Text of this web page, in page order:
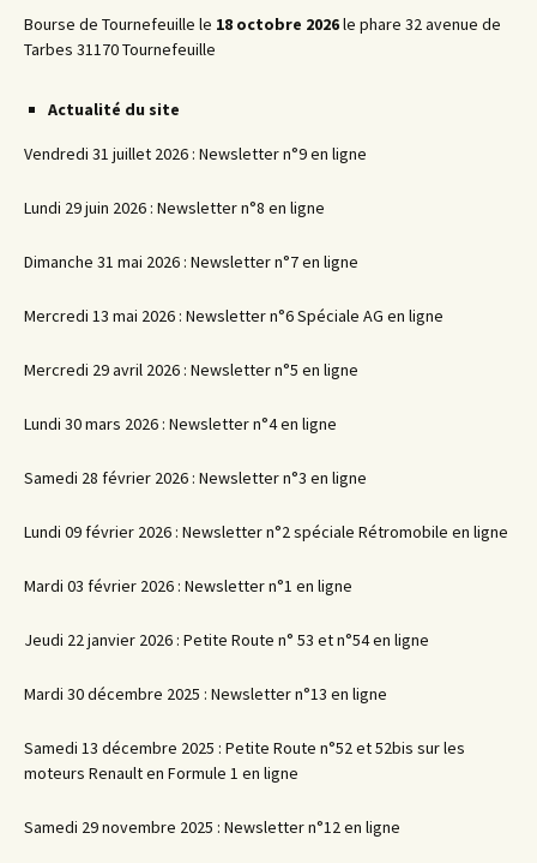
Bourse de Tournefeuille le 18 octobre 2026le phare 32 avenue de
Tarbes 31170 Tournefeuille
Actualité du site
Vendredi 31 juillet 2026 : Newsletter n°9 en ligne
Lundi 29 juin 2026 : Newsletter n°8 en ligne
Dimanche 31 mai 2026 : Newsletter n°7 en ligne
Mercredi 13 mai 2026 : Newsletter n°6 Spéciale AG en ligne
Mercredi 29 avril 2026 : Newsletter n°5 en ligne
Lundi 30 mars 2026 : Newsletter n°4 en ligne
Samedi 28 février 2026 : Newsletter n°3 en ligne
Lundi 09 février 2026 : Newsletter n°2 spéciale Rétromobile en ligne
Mardi 03 février 2026 : Newsletter n°1 en ligne
Jeudi 22 janvier 2026 : Petite Route n° 53 et n°54 en ligne
Mardi 30 décembre 2025 : Newsletter n°13 en ligne
Samedi 13 décembre 2025 : Petite Route n°52 et 52bis sur les
moteurs Renault en Formule 1 en ligne
Samedi 29 novembre 2025 : Newsletter n°12 en ligne